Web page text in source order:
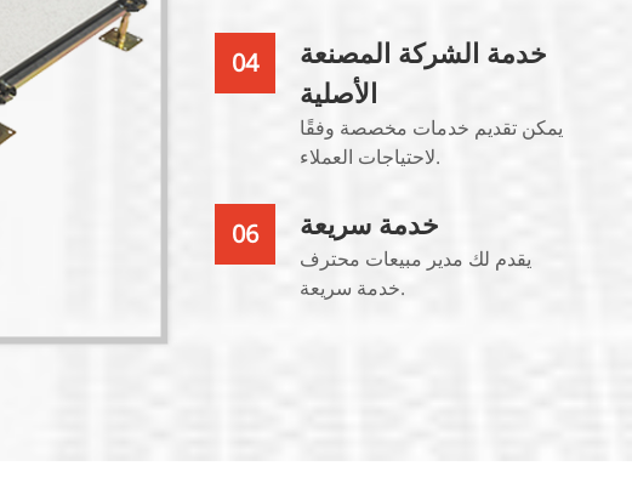
خدمة الشركة المصنعة
الأصلية
يمكن تقديم خدمات مخصصة وفقًا
لاحتياجات العملاء.
04
خدمة سريعة
يقدم لك مدير مبيعات محترف
خدمة سريعة.
06